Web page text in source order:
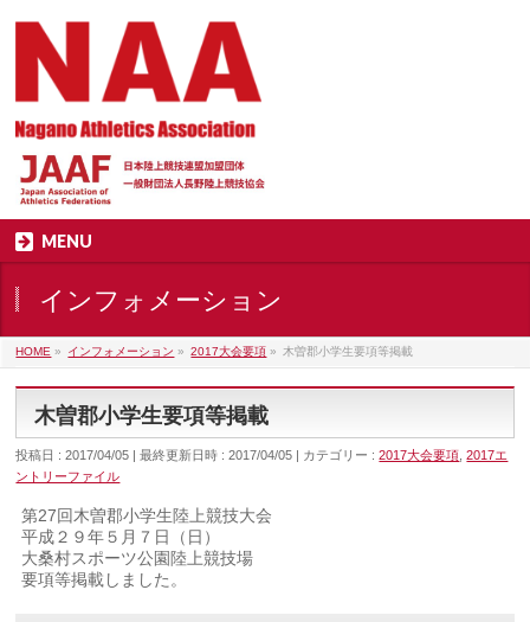
MENU
インフォメーション
HOME » インフォメーション » 2017大会要項 » 木曽郡小学生要項等掲載
木曽郡小学生要項等掲載
投稿日 : 2017/04/05 最終更新日時 : 2017/04/05 カテゴリー :2017大会要項 ,2017エ
ントリーファイル
第27回木曽郡小学生陸上競技大会
平成２９年５月７日（日）
大桑村スポーツ公園陸上競技場
要項等掲載しました。